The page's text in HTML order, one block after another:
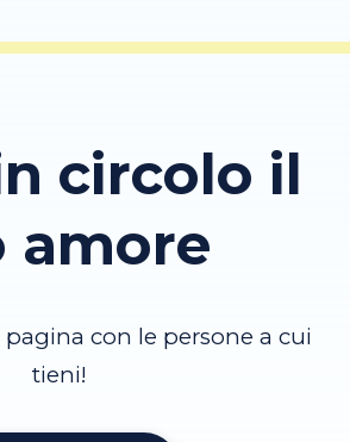
circolo il
amore
pagina con le persone a cui
tieni!